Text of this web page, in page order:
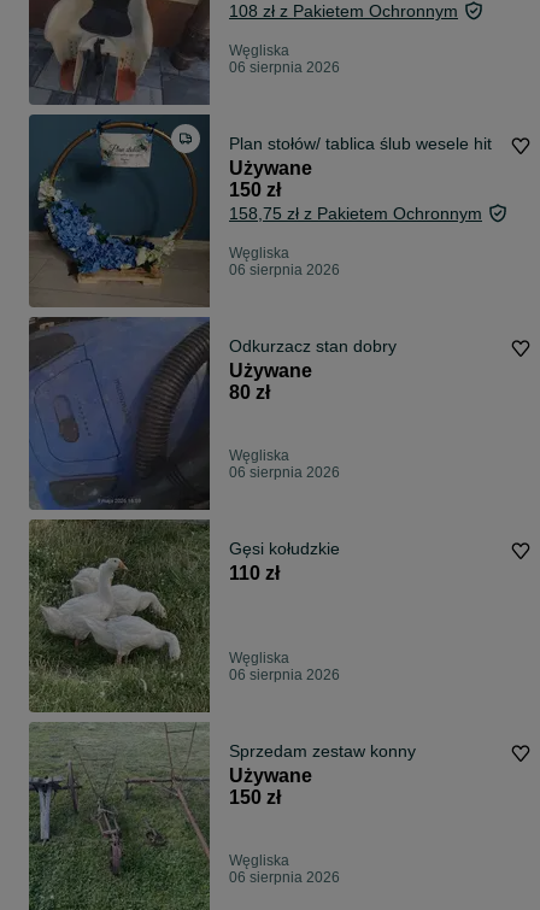
108 zł z Pakietem Ochronnym
Węgliska
06 sierpnia 2026
Plan stołów/ tablica ślub wesele hit
Używane
150 zł
158,75 zł z Pakietem Ochronnym
Węgliska
06 sierpnia 2026
Odkurzacz stan dobry
Używane
80 zł
Węgliska
06 sierpnia 2026
Gęsi kołudzkie
110 zł
Węgliska
06 sierpnia 2026
Sprzedam zestaw konny
Używane
150 zł
Węgliska
06 sierpnia 2026